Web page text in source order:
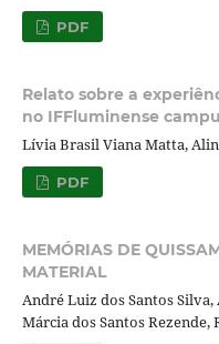
PDF
Relato sobre a
no IFFluminense
Lívia Brasil Viana Matta,
PDF
MEMÓRIAS DE
MATERIAL
André Luiz dos Santos
Márcia dos Santos